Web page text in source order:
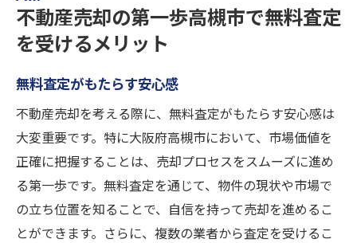
不動産売却の第一歩高槻市で無料査定
を受けるメリット
無料査定がもたらす安心感
不動産売却を考える際に、無料査定がもたらす安心感は
大変重要です。特に大阪府高槻市において、市場価値を
正確に把握することは、売却プロセスをスムーズに進め
る第一歩です。無料査定を通じて、物件の現状や市場で
の立ち位置を知ることで、自信を持って売却を進めるこ
とができます。さらに、複数の業者から査定を受けるこ